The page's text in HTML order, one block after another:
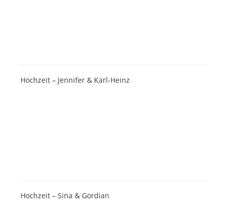
Hochzeit – Jennifer & Karl-Heinz
Hochzeit – Sina & Gordian